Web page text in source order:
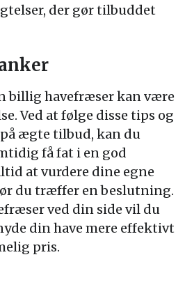
der gør tilbuddet
billig havefræser kan være
Ved at følge disse tips og
ægte tilbud, kan du
få fat i en god
at vurdere dine egne
du træffer en beslutning.
ved din side vil du
din have mere effektivt
pris.